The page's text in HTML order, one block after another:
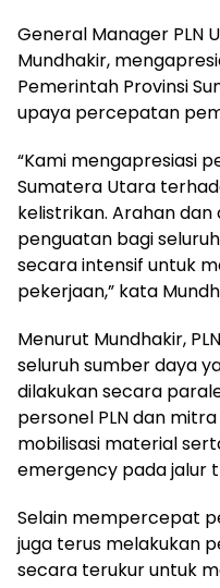
General Manager PLN
Mundhakir,
Pemerintah Provinsi
upaya percepatan
“Kami mengapresiasi
Sumatera Utara
kelistrikan. Arahan
penguatan bagi
secara intensif untuk
pekerjaan,” kata
Menurut Mundhakir,
seluruh sumber daya
dilakukan secara
personel PLN dan
mobilisasi material
emergency pada jalur
Selain mempercepat
juga terus melakukan
secara terukur untuk